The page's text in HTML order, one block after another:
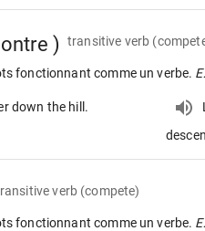
) transitive verb
fonctionnant comme un verbe.
down the hill.
verb (compete)
fonctionnant comme un verbe.